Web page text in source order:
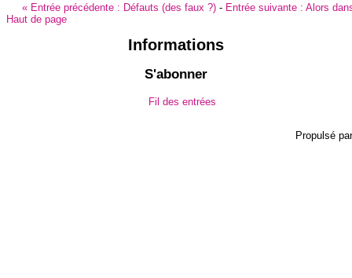
« Entrée précédente : Défauts (des faux ?) - Entrée suivante : Alors
Haut de page
Informations
S'abonner
Fil des entrées
Propulsé